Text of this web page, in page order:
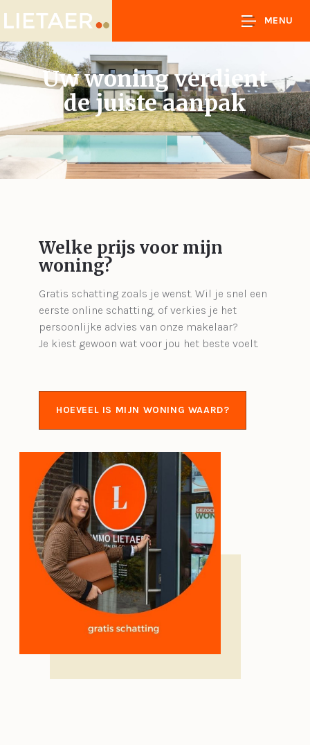
MENU
Uw woning verdient
de juiste aanpak
Welke prijs voor mijn
woning?
Gratis schatting zoals je wenst. Wil je snel een
eerste online schatting, of verkies je het
persoonlijke advies van onze makelaar?
Je kiest gewoon wat voor jou het beste voelt.
HOEVEEL IS MIJN WONING WAARD?